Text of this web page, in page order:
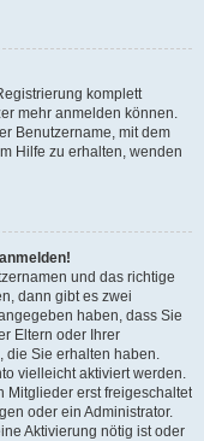
komplett
mehr anmelden können.
Benutzername, mit dem
Hilfe zu erhalten, wenden
und das richtige
dann gibt es zwei
haben, dass Sie
Eltern oder Ihrer
die Sie erhalten haben.
vielleicht aktiviert werden.
Mitglieder erst freigeschaltet
oder ein Administrator.
Aktivierung nötig ist oder